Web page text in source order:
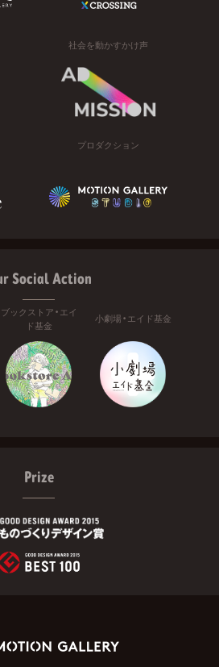
社会を動かすかけ声
プロダクション
Social Action
ブックストア・エイ
ド基金
小劇場・エイド基金
Prize